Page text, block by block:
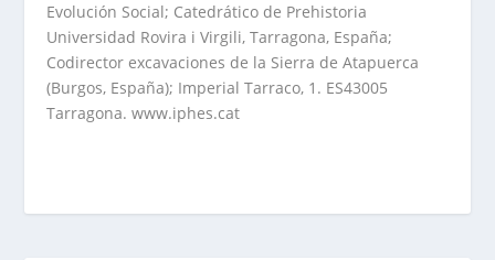
Evolución Social; Catedrático de Prehistoria
Universidad Rovira i Virgili, Tarragona, España;
Codirector excavaciones de la Sierra de Atapuerca
(Burgos, España); Imperial Tarraco, 1. ES43005
Tarragona. www.iphes.cat